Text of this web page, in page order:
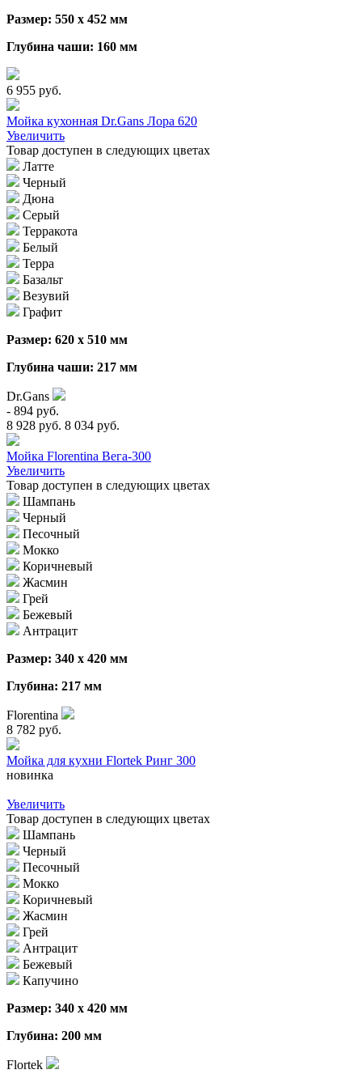
Размер: 550 х 452 мм
Глубина чаши: 160 мм
6 955 руб.
Мойка кухонная Dr.Gans Лора 620
Увеличить
Товар доступен в следующих цветах
Латте
Черный
Дюна
Серый
Терракота
Белый
Терра
Базальт
Везувий
Графит
Размер: 620 х 510 мм
Глубина чаши: 217 мм
Dr.Gans
- 894 руб.
8 928 руб. 8 034 руб.
Мойка Florentina Вега-300
Увеличить
Товар доступен в следующих цветах
Шампань
Черный
Песочный
Мокко
Коричневый
Жасмин
Грей
Бежевый
Антрацит
Размер: 340 х 420 мм
Глубина: 217 мм
Florentina
8 782 руб.
Мойка для кухни Flortek Ринг 300
новинка
Увеличить
Товар доступен в следующих цветах
Шампань
Черный
Песочный
Мокко
Коричневый
Жасмин
Грей
Антрацит
Бежевый
Капучино
Размер: 340 х 420 мм
Глубина: 200 мм
Flortek